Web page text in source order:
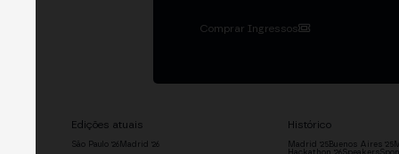
Comprar Ingressos
Edições atuais
São Paulo '26 Madrid '26
Histórico
Madrid '25Buenos Aires '25